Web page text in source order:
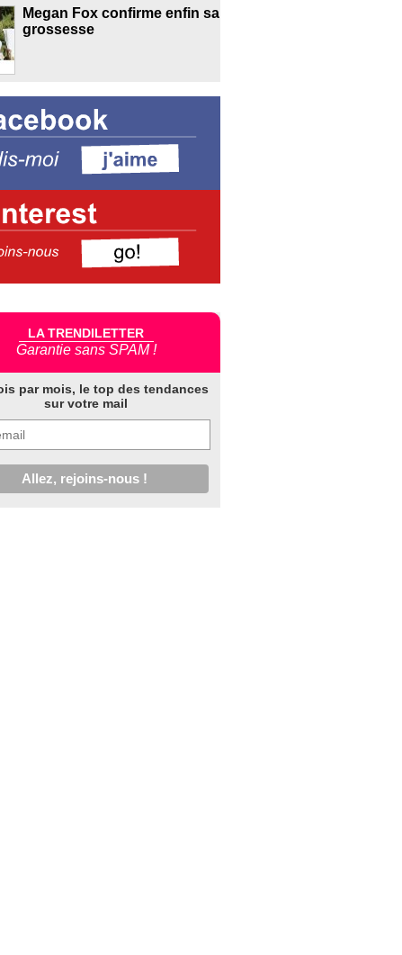
Megan Fox confirme enfin sa
grossesse
LA TRENDILETTER
Garantie sans SPAM !
par mois, le top des tendances
sur votre mail